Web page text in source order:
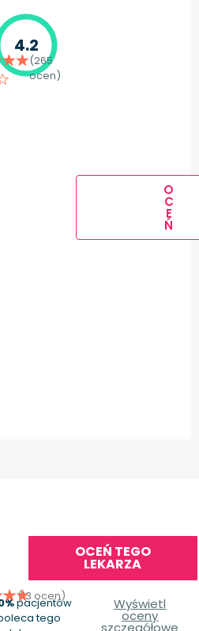
4.2
(265
ocen)
O
C
E
Ń
OCEŃ TEGO
LEKARZA
(13 ocen)
pacjentów
tego
Wyświetl
oceny
szczegółowe